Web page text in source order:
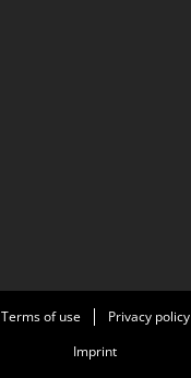
Terms of use
Privacy policy
Imprint